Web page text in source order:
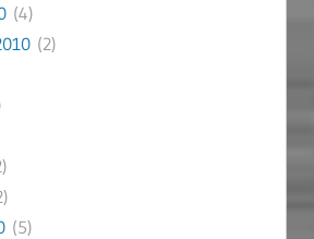
(4)
(2)
(5)